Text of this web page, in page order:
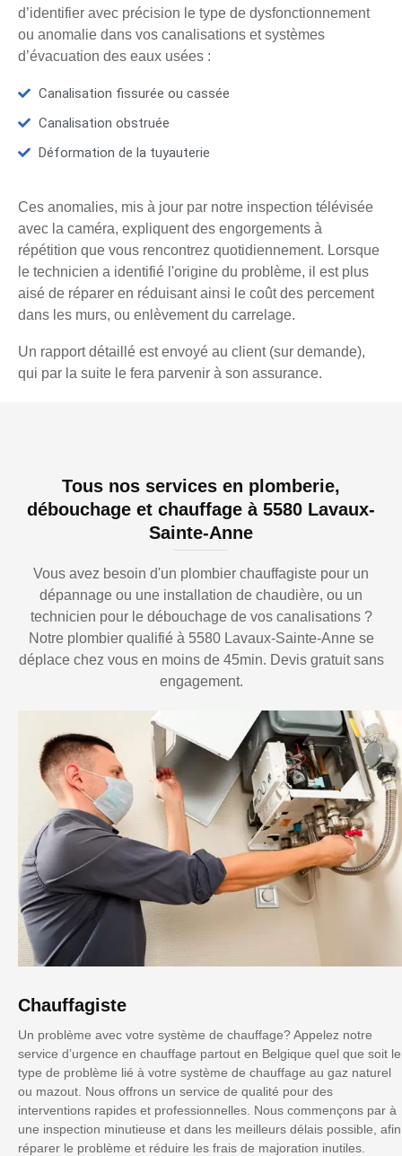
d’identifier avec précision le type de dysfonctionnement
ou anomalie dans vos canalisations et systèmes
d’évacuation des eaux usées :
Canalisation fissurée ou cassée
Canalisation obstruée
Déformation de la tuyauterie
Ces anomalies, mis à jour par notre inspection télévisée
avec la caméra, expliquent des engorgements à
répétition que vous rencontrez quotidiennement. Lorsque
le technicien a identifié l'origine du problème, il est plus
aisé de réparer en réduisant ainsi le coût des percement
dans les murs, ou enlèvement du carrelage.
Un rapport détaillé est envoyé au client (sur demande),
qui par la suite le fera parvenir à son assurance.
Tous nos services en plomberie,
débouchage et chauffage à 5580 Lavaux-
Sainte-Anne
Vous avez besoin d'un plombier chauffagiste pour un
dépannage ou une installation de chaudière, ou un
technicien pour le débouchage de vos canalisations ?
Notre plombier qualifié à 5580 Lavaux-Sainte-Anne se
déplace chez vous en moins de 45min. Devis gratuit sans
engagement.
Chauffagiste
Un problème avec votre système de chauffage? Appelez notre
service d’urgence en chauffage partout en Belgique quel que soit le
type de problème lié à votre système de chauffage au gaz naturel
ou mazout. Nous offrons un service de qualité pour des
interventions rapides et professionnelles. Nous commençons par à
une inspection minutieuse et dans les meilleurs délais possible, afin
réparer le problème et réduire les frais de majoration inutiles.